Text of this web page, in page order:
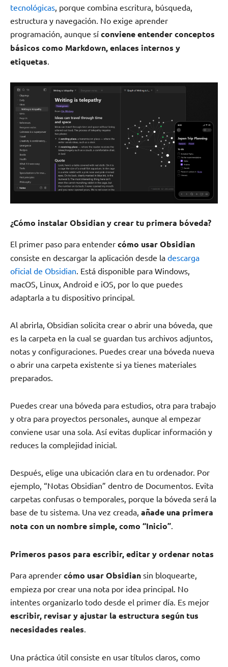
tecnológicas, porque combina escritura, búsqueda,
estructura y navegación. No exige aprender
programación, aunque sí conviene entender conceptos
básicos como Markdown, enlaces internos y
etiquetas.
¿Cómo instalar Obsidian y crear tu primera bóveda?
El primer paso para entender cómo usar Obsidian
consiste en descargar la aplicación desde la descarga
oficial de Obsidian. Está disponible para Windows,
macOS, Linux, Android e iOS, por lo que puedes
adaptarla a tu dispositivo principal.
Al abrirla, Obsidian solicita crear o abrir una bóveda, que
es la carpeta en la cual se guardan tus archivos adjuntos,
notas y configuraciones. Puedes crear una bóveda nueva
o abrir una carpeta existente si ya tienes materiales
preparados.
Puedes crear una bóveda para estudios, otra para trabajo
y otra para proyectos personales, aunque al empezar
conviene usar una sola. Así evitas duplicar información y
reduces la complejidad inicial.
Después, elige una ubicación clara en tu ordenador. Por
ejemplo, “Notas Obsidian” dentro de Documentos. Evita
carpetas confusas o temporales, porque la bóveda será la
base de tu sistema. Una vez creada, añade una primera
nota con un nombre simple, como “Inicio”.
Primeros pasos para escribir, editar y ordenar notas
Para aprender cómo usar Obsidian sin bloquearte,
empieza por crear una nota por idea principal. No
intentes organizarlo todo desde el primer día. Es mejor
escribir, revisar y ajustar la estructura según tus
necesidades reales.
Una práctica útil consiste en usar títulos claros, como